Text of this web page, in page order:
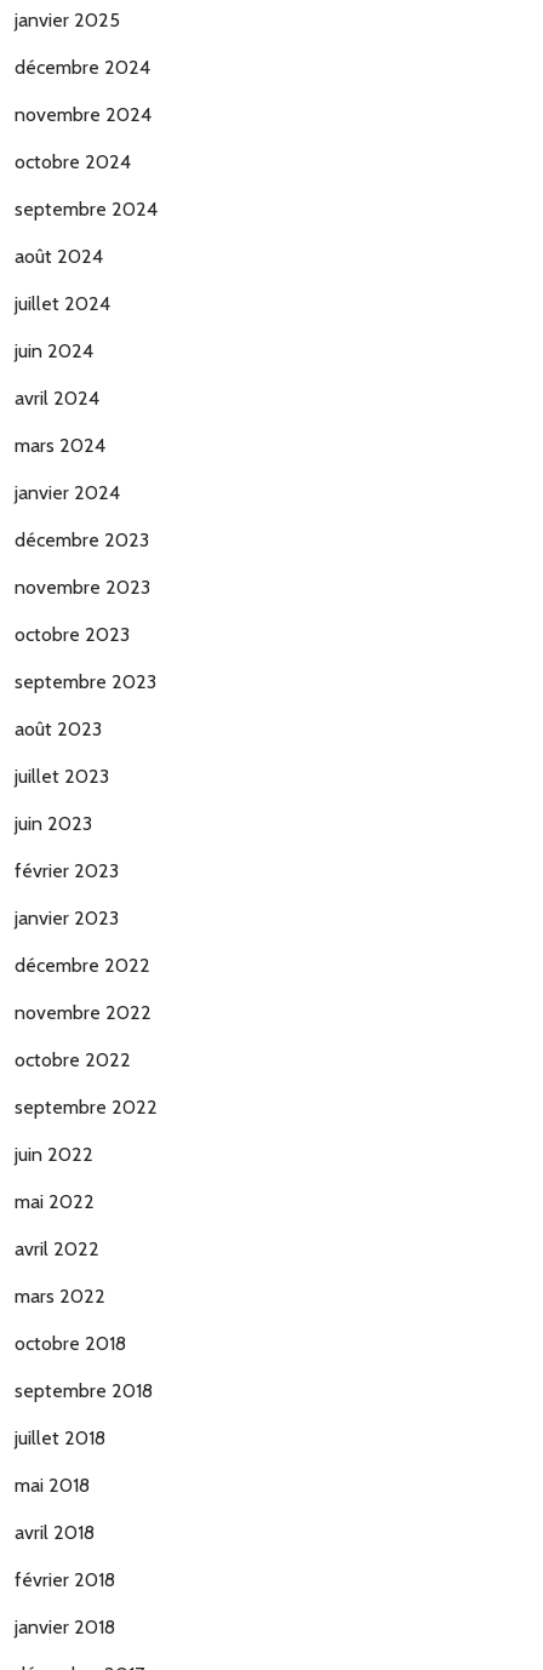
janvier 2025
décembre 2024
novembre 2024
octobre 2024
septembre 2024
août 2024
juillet 2024
juin 2024
avril 2024
mars 2024
janvier 2024
décembre 2023
novembre 2023
octobre 2023
septembre 2023
août 2023
juillet 2023
juin 2023
février 2023
janvier 2023
décembre 2022
novembre 2022
octobre 2022
septembre 2022
juin 2022
mai 2022
avril 2022
mars 2022
octobre 2018
septembre 2018
juillet 2018
mai 2018
avril 2018
février 2018
janvier 2018